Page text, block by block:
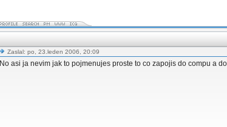
Zaslal: po, 23.leden 2006, 20:09
No asi ja nevim jak to pojmenujes proste to co zapojis do compu a